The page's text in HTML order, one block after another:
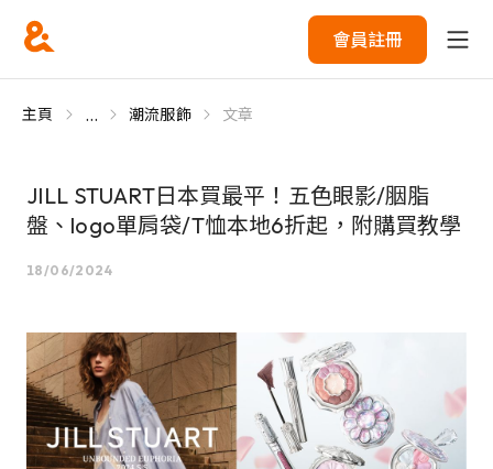
會員註冊
主頁 ... 潮流服飾 文章
JILL STUART日本買最平！五色眼影/胭脂
盤、logo單肩袋/T恤本地6折起，附購買教學
18/06/2024